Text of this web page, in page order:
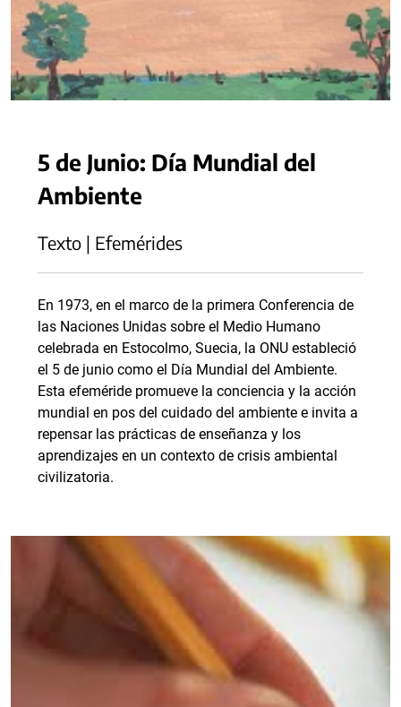
5 de Junio: Día Mundial del
Ambiente
Texto | Efemérides
En 1973, en el marco de la primera Conferencia de
las Naciones Unidas sobre el Medio Humano
celebrada en Estocolmo, Suecia, la ONU estableció
el 5 de junio como el Día Mundial del Ambiente.
Esta efeméride promueve la conciencia y la acción
mundial en pos del cuidado del ambiente e invita a
repensar las prácticas de enseñanza y los
aprendizajes en un contexto de crisis ambiental
civilizatoria.